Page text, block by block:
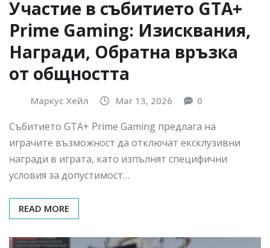
Участие в събитието GTA+
Prime Gaming: Изисквания,
Награди, Обратна връзка
от общността
Маркус Хейл Mar 13, 2026 0
Събитието GTA+ Prime Gaming предлага на
играчите възможност да отключат ексклузивни
награди в играта, като изпълнят специфични
условия за допустимост…
READ MORE